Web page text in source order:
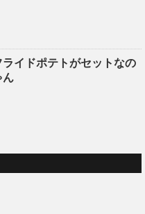
イドポテトがセットなの
ん